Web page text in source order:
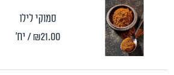
סמוקי לילו
₪21.00/ יח'